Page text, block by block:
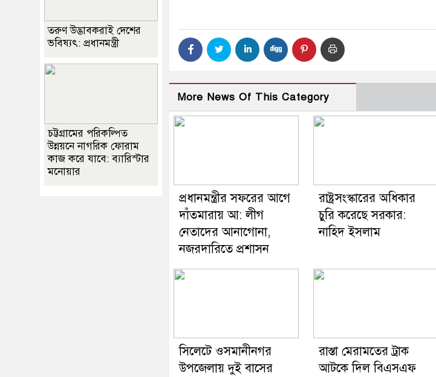
More News Of This Category
প্রধানমন্ত্রীর সফরের আগে
দাঁতমারায় আ: লীগ
নেতাদের আনাগোনা,
নজরদারিতে প্রশাসন
রাষ্ট্রসংস্কারের অধিকার
চুরি করেছে সরকার:
নাহিদ ইসলাম
সিলেটে ওসমানীনগর
উপজেলায় দুই বাসের
রাস্তা মেরামতের ট্রাক
আটকে দিল বিএসএফ
তরুণ উদ্ভাবকরাই দেশের
ভবিষ্যৎ: প্রধানমন্ত্রী
চট্টগ্রামের পরিকল্পিত
উন্নয়নে নাগরিক ফোরাম
কাজ করে যাবে: ব‍্যারিস্টার
মনোয়ার